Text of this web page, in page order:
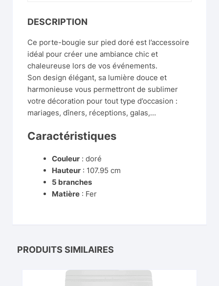
DESCRIPTION
Ce porte-bougie sur pied doré est l’accessoire
idéal pour créer une ambiance chic et
chaleureuse lors de vos événements.
Son design élégant, sa lumière douce et
harmonieuse vous permettront de sublimer
votre décoration pour tout type d’occasion :
mariages, dîners, réceptions, galas,…
Caractéristiques
Couleur : doré
Hauteur : 107.95 cm
5 branches
Matière : Fer
PRODUITS SIMILAIRES